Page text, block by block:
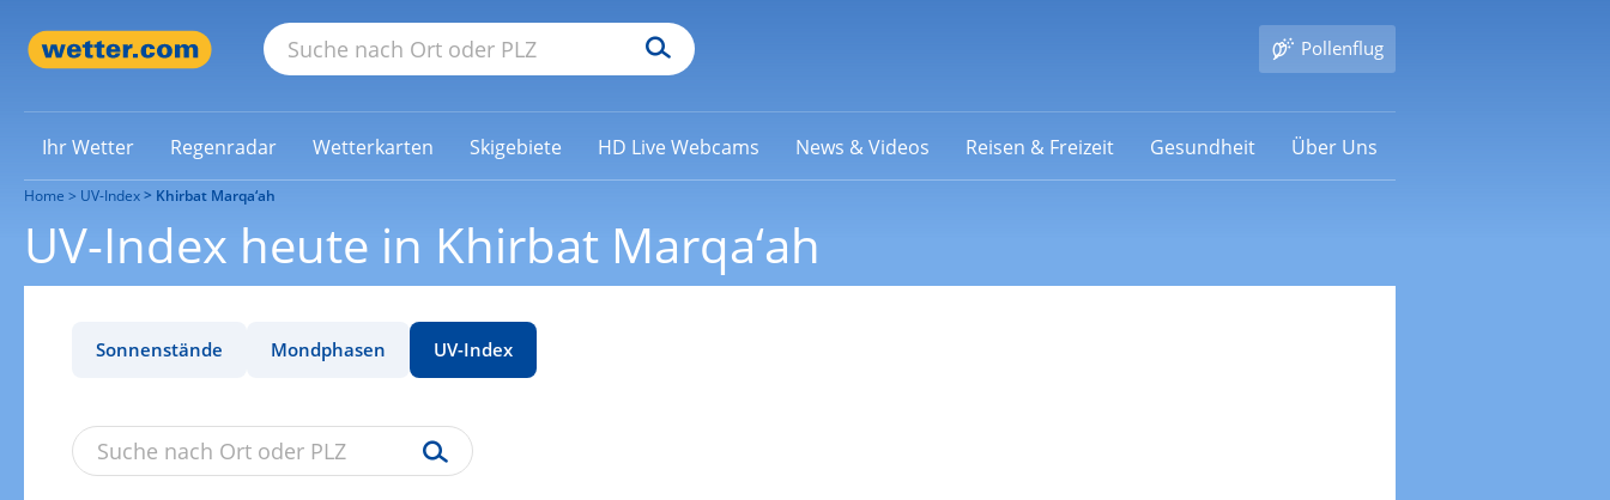
Pollenflug
Ihr Wetter Regenradar Wetterkarten Skigebiete HD Live Webcams News & Videos Reisen & Freizeit Gesundheit Über Uns
Home UV-Index Khirbat Marqa‘ah
UV-Index heute in Khirbat Marqa‘ah
Sonnenstände Mondphasen UV-Index